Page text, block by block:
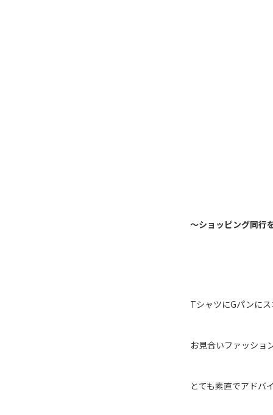
～ショッピング同行
TシャツにGパンに
お見合いファッショ
とても素直でアドバ